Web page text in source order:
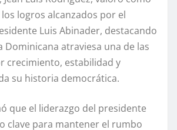
logros alcanzados por el
Luis Abinader, destacando
Dominicana atraviesa una de las
crecimiento, estabilidad y
su historia democrática.
que el liderazgo del presidente
clave para mantener el rumbo